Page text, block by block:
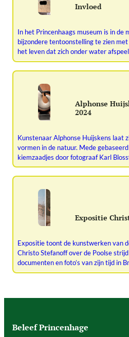
Invloed
In het Princenhaags museum is in de
bijzondere tentoonstelling te zien
het leven dat zich onder water
Alphonse
2024
Kunstenaar Alphonse Huijskens laat
vormen in de natuur. Mede gebaseerd
kiemzaadjes door fotograaf Karl
Expositie
Expositie toont de kunstwerken van
Christo Stefanoff over de Poolse
documenten en foto’s van zijn tijd in
Beleef Princenhage